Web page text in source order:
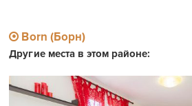
Born (Борн)
Другие места в этом районе: